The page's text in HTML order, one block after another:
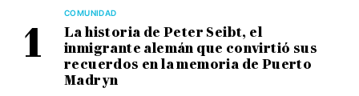
COMUNIDAD
La historia de Peter Seibt, el
inmigrante alemán que convirtió sus
recuerdos en la memoria de Puerto
Madryn